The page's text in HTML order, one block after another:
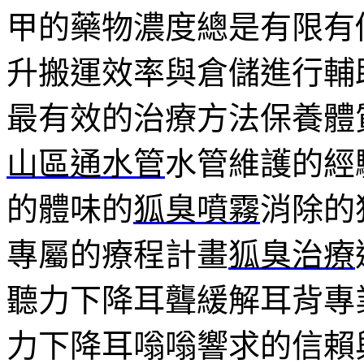
甲的藥物濃度總是有限
升搬運效率與倉儲進行
最有效的治療方法保養
山區通水管水管維護的
的體味的狐臭噴霧消除
專屬的療程計畫狐臭治療
聽力下降耳聾緩解耳背專
力下降耳嗡嗡響求的信賴